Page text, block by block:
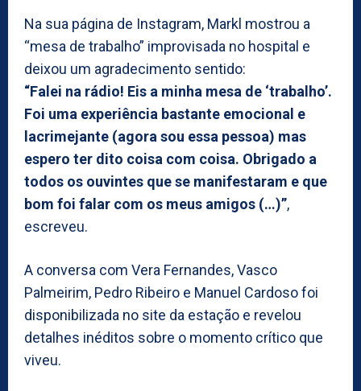
Na sua página de Instagram, Markl mostrou a
“mesa de trabalho” improvisada no hospital e
deixou um agradecimento sentido:
“Falei na rádio! Eis a minha mesa de ‘trabalho’.
Foi uma experiência bastante emocional e
lacrimejante (agora sou essa pessoa) mas
espero ter dito coisa com coisa. Obrigado a
todos os ouvintes que se manifestaram e que
bom foi falar com os meus amigos (…)”,
escreveu.
A conversa com Vera Fernandes, Vasco
Palmeirim, Pedro Ribeiro e Manuel Cardoso foi
disponibilizada no site da estação e revelou
detalhes inéditos sobre o momento crítico que
viveu.